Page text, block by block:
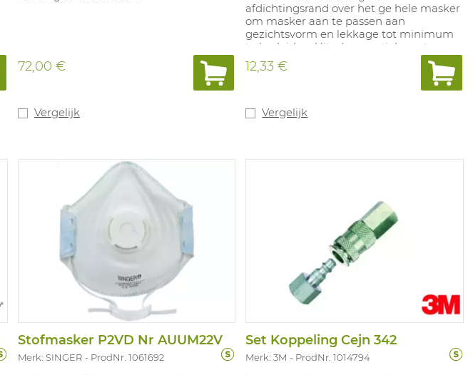
72,00 €
Vergelijk
afdichtingsrand over het ge hele masker
om masker aan te passen aan
gezichtsvorm en lekkage tot minimum
te herleiden. Uitademventiel zorgt voor
lagere uitademwe erstand en lage C02-
en vochtigheidsgraad in masker. Masker
heeft rigide cupvorm voor beter behoud
van regelbare, elastische hoofdbanden.
12,33 €
Vergelijk
Stofmasker P2VD Nr AUUM22V
Merk: SINGER ProdNr. 1061692
Set Koppeling Cejn 342
Merk: 3M ProdNr. 1014794